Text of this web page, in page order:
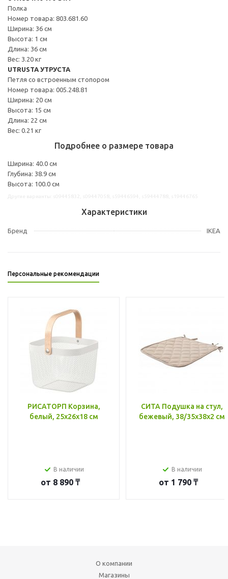
Полка
Номер товара: 803.681.60
Ширина: 36 см
Высота: 1 см
Длина: 36 см
Вес: 3.20 кг
UTRUSTA УТРУСТА
Петля со встроенным стопором
Номер товара: 005.248.81
Ширина: 20 см
Высота: 15 см
Длина: 22 см
Вес: 0.21 кг
Подробнее о размере товара
Ширина: 40.0 см
Глубина: 38.9 см
Высота: 100.0 см
Характеристики
Бренд IKEA
Персональные рекомендации
РИСАТОРП Корзина,
белый, 25x26x18 см
В наличии
от 8 890 ₸
СИТА Подушка на стул,
бежевый, 38/35x38x2 см
В наличии
от 1 790 ₸
О компании
Магазины